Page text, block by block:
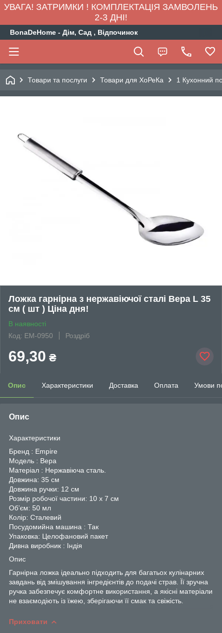
УВАГА! ЗАТРИМКИ ! КОМПЛЕКТАЦІЯ ЗАМВОЛЕНЬ
2-3 ДНІ!
BonaDeHome - Дім, Сад , Відпочинок
Товари та послуги Товари для ХоРеКа 1 Кухонний
Ложка гарнірна з нержавіючої сталі Вера L 35
см ( шт ) Ціна дня!
В наявності
Код: EM-0950
Роздріб
69,30 ₴
Опис Характеристики Доставка Оплата Умови
Опис
Характеристики
Бренд : Empire
Модель : Вера
Матеріал : Нержавіюча сталь.
Довжина: 35 см
Довжина ручки: 12 см
Розмір робочої частини: 10 х 7 см
Об’єм: 50 мл
Колір: Сталевий
Посудомийна машина : Так
Упаковка: Целофановий пакет
Дивна виробник : Індія
Опис
Гарнірна ложка ідеально підходить для багатьох кулінарних
завдань від змішування інгредієнтів до подачі страв. Її зручна
ручка забезпечує комфортне використання, а якісні матеріали
не взаємодіють із їжею, зберігаючи її смак та свіжість.
Приховати